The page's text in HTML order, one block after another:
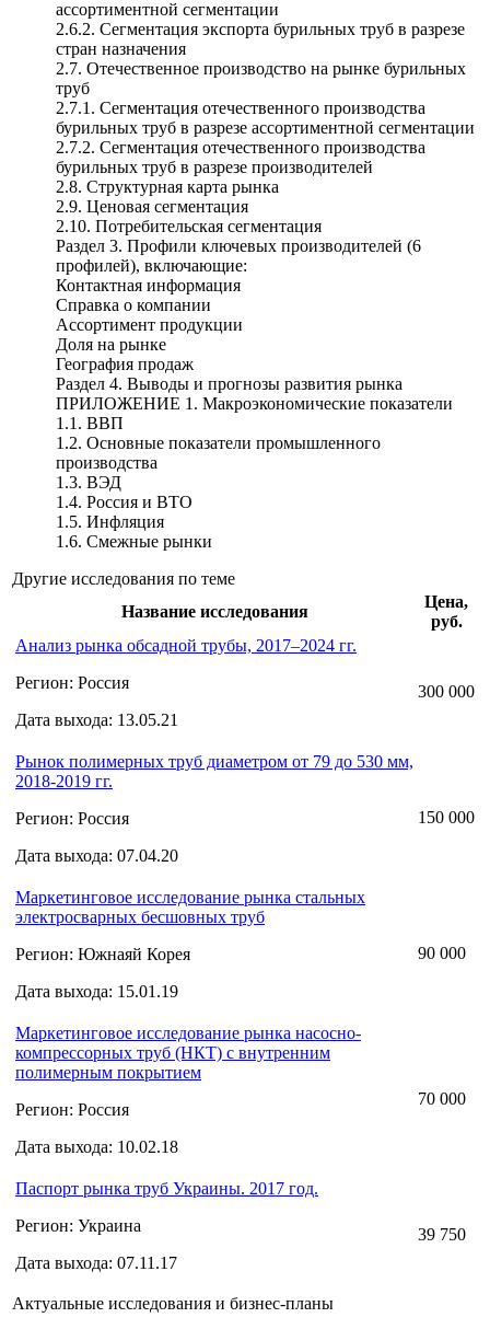
ассортиментной сегментации
2.6.2. Сегментация экспорта бурильных труб в разрезе
стран назначения
2.7. Отечественное производство на рынке бурильных
труб
2.7.1. Сегментация отечественного производства
бурильных труб в разрезе ассортиментной сегментации
2.7.2. Сегментация отечественного производства
бурильных труб в разрезе производителей
2.8. Структурная карта рынка
2.9. Ценовая сегментация
2.10. Потребительская сегментация
Раздел 3. Профили ключевых производителей (6
профилей), включающие:
Контактная информация
Справка о компании
Ассортимент продукции
Доля на рынке
География продаж
Раздел 4. Выводы и прогнозы развития рынка
ПРИЛОЖЕНИЕ 1. Макроэкономические показатели
1.1. ВВП
1.2. Основные показатели промышленного
производства
1.3. ВЭД
1.4. Россия и ВТО
1.5. Инфляция
1.6. Смежные рынки
Другие исследования по теме
Название исследования
Цена,
руб.
Анализ рынка обсадной трубы, 2017–2024 гг.
Регион: Россия
Дата выхода: 13.05.21
300 000
Рынок полимерных труб диаметром от 79 до 530 мм,
2018-2019 гг.
Регион: Россия
Дата выхода: 07.04.20
150 000
Маркетинговое исследование рынка стальных
электросварных бесшовных труб
Регион: Южнаяй Корея
Дата выхода: 15.01.19
90 000
Маркетинговое исследование рынка насосно-
компрессорных труб (НКТ) с внутренним
полимерным покрытием
Регион: Россия
Дата выхода: 10.02.18
70 000
Паспорт рынка труб Украины. 2017 год.
Регион: Украина
Дата выхода: 07.11.17
39 750
Актуальные исследования и бизнес-планы